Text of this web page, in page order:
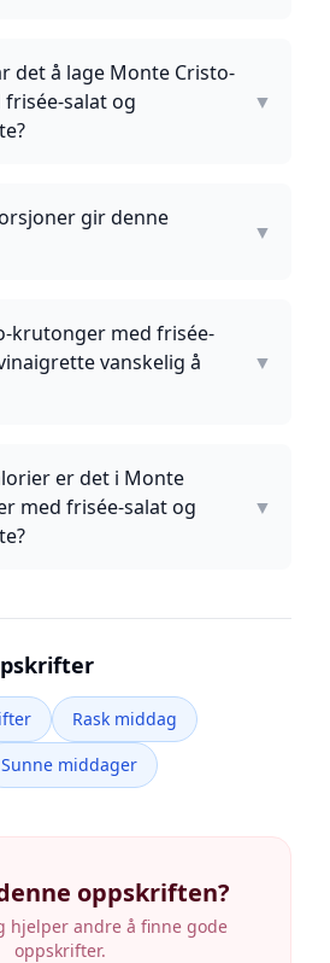
det å lage Monte Cristo-
salat og
▼
gir denne
▼
krutonger med frisée-
vanskelig å
▼
er det i Monte
med frisée-salat og
▼
Rask middag
Sunne middager
oppskriften?
hjelper andre å finne gode
oppskrifter.